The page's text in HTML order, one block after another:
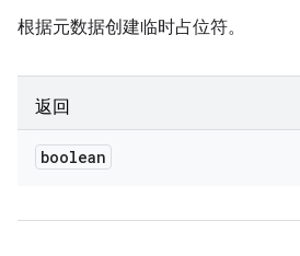
根据元数据创建临时占位符。
返回
boolean